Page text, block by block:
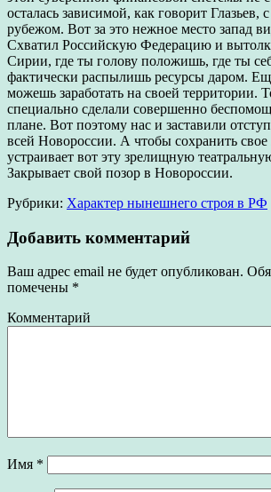
осталась зависимой, как говорит Глазьев,
рубежом. Вот за это нежное место запад
Схватил Российскую Федерацию и
Сирии, где ты голову положишь, где ты
фактически распылишь ресурсы даром.
можешь заработать на своей территории.
специально сделали совершенно
плане. Вот поэтому нас и заставили
всей Новороссии. А чтобы сохранить свое
устраивает вот эту зрелищную
Закрывает свой позор в Новороссии.
Рубрики: Характер нынешнего строя в РФ
Добавить комментарий
Ваш адрес email не будет опубликован.
помечены *
Комментарий
Имя *